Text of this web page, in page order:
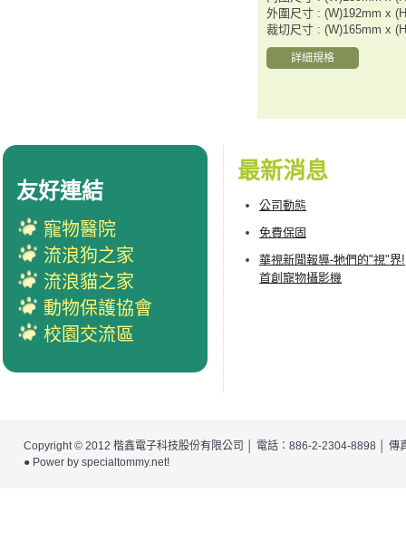
外圍尺寸 : (W)192mm x
裁切尺寸 : (W)165mm x
詳細規格
最新消息
公司動態
免費保固
華視新聞報導-牠們的"視"界!
首創寵物攝影機
友好連結
寵物醫院
流浪狗之家
流浪貓之家
動物保護協會
校園交流區
Copyright © 2012 楷鑫電子科技股份有限公司
│ 電話：886-2-2304-8898 │
● Power by specialtommy.net!